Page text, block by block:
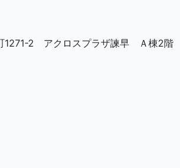
1271-2 アクロスプラザ諫早 Ａ棟2階